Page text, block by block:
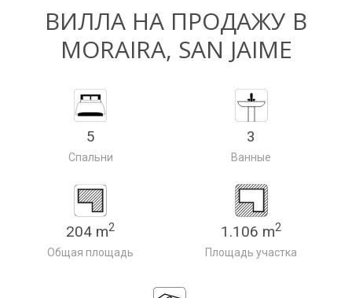
ВИЛЛА НА ПРОДАЖУ В
MORAIRA, SAN JAIME
5
Спальни
3
Ванные
204 m2
Общая площадь
1.106 m2
Площадь участка